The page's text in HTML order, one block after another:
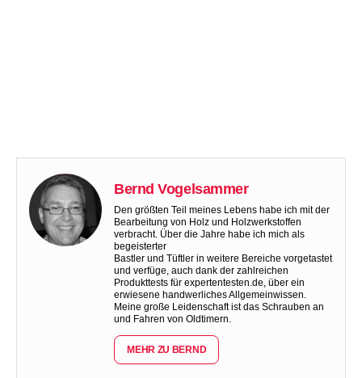
Bernd Vogelsammer
Den größten Teil meines Lebens habe ich mit der
Bearbeitung von Holz und Holzwerkstoffen
verbracht. Über die Jahre habe ich mich als
begeisterter
Bastler und Tüftler in weitere Bereiche vorgetastet
und verfüge, auch dank der zahlreichen
Produkttests für expertentesten.de, über ein
erwiesene handwerliches Allgemeinwissen.
Meine große Leidenschaft ist das Schrauben an
und Fahren von Oldtimern.
MEHR ZU BERND